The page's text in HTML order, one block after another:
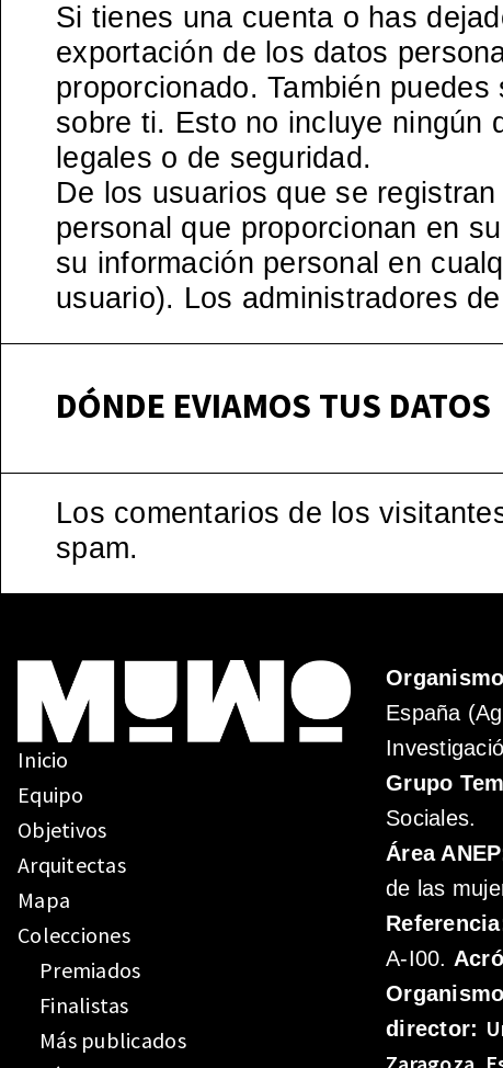
Si tienes una cuenta o has
exportación de los datos
proporcionado. También
sobre ti. Esto no incluye ningún
legales o de seguridad.
De los usuarios que se
personal que proporcionan en
su información personal en
usuario). Los administradores
DÓNDE EVIAMOS TUS DATOS
Los comentarios de los
spam.
Inicio
Equipo
Objetivos
Arquitectas
Mapa
Colecciones
Premiados
Finalistas
Más publicados
España
Grupo
Sociales.
Área
de las
A-I00.
Organismo
director: